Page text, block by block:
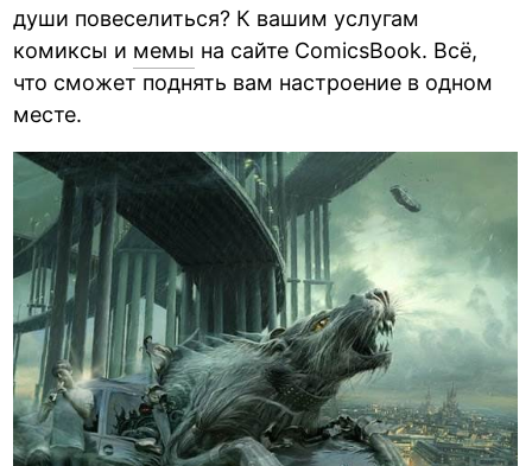
души повеселиться? К вашим услугам
комиксы и мемы на сайте ComicsBook. Всё,
что сможет поднять вам настроение в одном
месте.